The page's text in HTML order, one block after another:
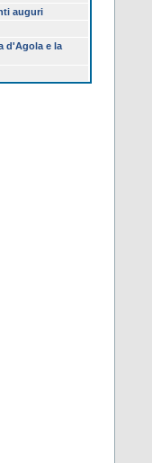
auguri
d'Agola e la